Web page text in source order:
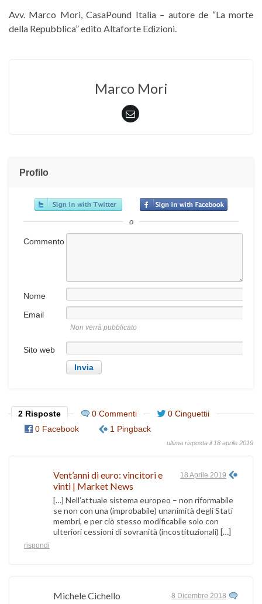
Avv. Marco Mori, CasaPound Italia – autore de “La morte
della Repubblica” edito Altaforte Edizioni.
Marco Mori
Profilo
o
Commento
Nome
Email
Non verrà pubblicato
Sito web
2 Risposte 0 Commenti
0 Cinguettii
0 Facebook
1 Pingback
ultima risposta il 18 aprile 2019
Vent’anni di euro: vincitori e
vinti | Market News
18 Aprile 2019
[…] Nell’attuale sistema europeo – non riformabile
se non con una (improbabile) unanimità degli Stati
membri, e per ciò stesso modificabile solo con
ulteriori cessioni di sovranità (incostituzionali) […]
rispondi
Michele Cichello 8 Dicembre 2018